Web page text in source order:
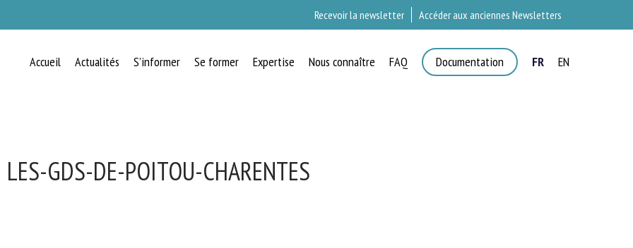
Recevoir la newsletter Accéder aux anciennes Newsletters
Accueil Actualités S’informer Se former Expertise Nous connaître FAQ Documentation FR EN
LES-GDS-DE-POITOU-CHARENTES